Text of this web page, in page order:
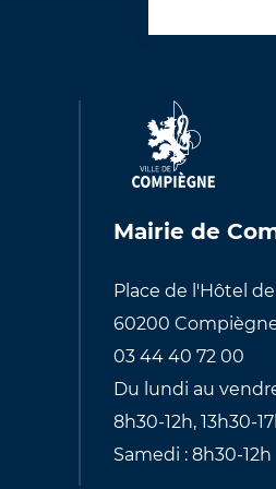
Mairie de
Place de l'Hôtel
60200
03 44 40 72 00
Du lundi au
8h30-12h, 13h30-
Samedi : 8h30-12h